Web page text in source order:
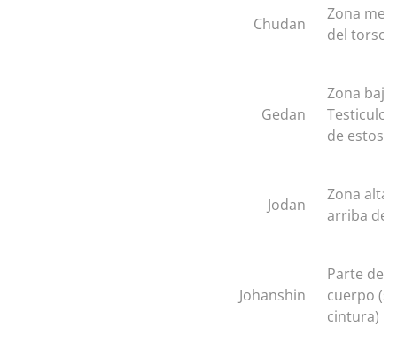
Chudan
Zona
del torso
Gedan
Zona baja,
de estos
Jodan
Zona alta,
arriba de
Johanshin
Parte de
cuerpo
cintura)